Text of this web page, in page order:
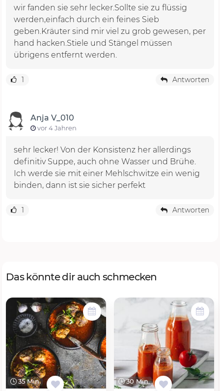
wir fanden sie sehr lecker.Sollte sie zu flüssig
werden,einfach durch ein feines Sieb
geben.Kräuter sind mir viel zu grob gewesen, per
hand hacken.Stiele und Stängel müssen
übrigens entfernt werden.
1 Antworten
Anja V_010
vor 4 Jahren
sehr lecker! Von der Konsistenz her allerdings
definitiv Suppe, auch ohne Wasser und Brühe.
Ich werde sie mit einer Mehlschwitze ein wenig
binden, dann ist sie sicher perfekt
1 Antworten
Das könnte dir auch schmecken
35 Min. 30 Min.